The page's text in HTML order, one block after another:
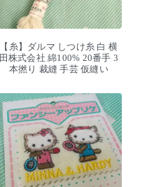
【糸】ダルマ しつけ糸 白 横
田株式会社 綿100% 20番手 3
本撚り 裁縫 手芸 仮縫い